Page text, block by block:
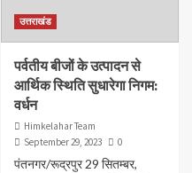
उत्तराखंड
पर्वतीय बीजों के उत्पादन से
आर्थिक स्थिति सुधारेगा निगम:
वर्धन
Himkelahar Team
September 29, 2023
0
पंतनगर/रूद्रपुर 29 सितम्बर,